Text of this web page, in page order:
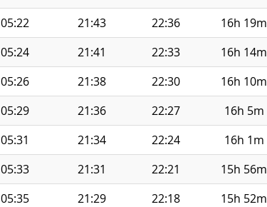
05:22 21:43 22:36
16h 19m
05:24 21:41 22:33
16h 14m
05:26 21:38 22:30
16h 10m
05:29 21:36 22:27
16h 5m
05:31 21:34 22:24
16h 1m
05:33 21:31 22:21
15h 56m
05:35 21:29 22:18
15h 52m